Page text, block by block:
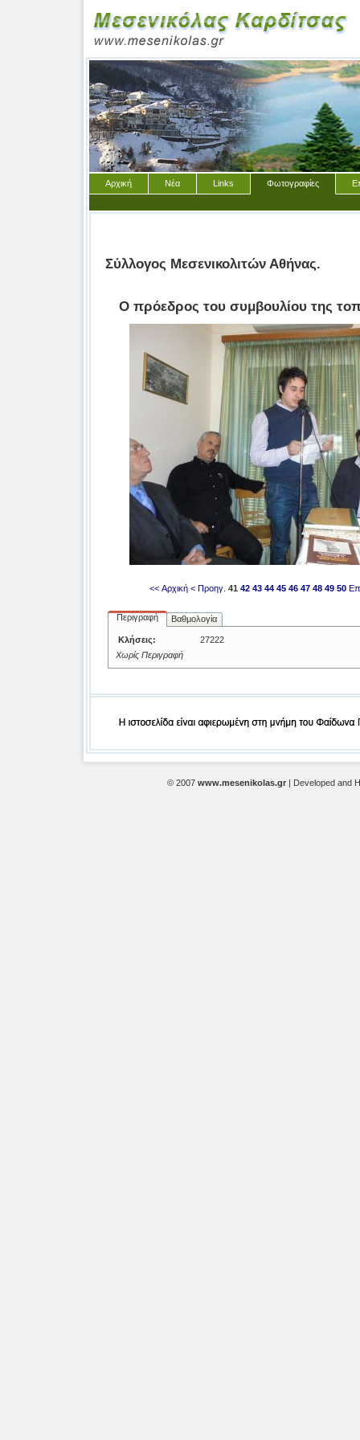
Αρχική Νέα Links Φωτογραφίες
Σύλλογος Μεσενικολιτών Αθήνας.
Ο πρόεδρος του συμβουλίου της
<< Αρχική < Προηγ. 41 42 43 44 45 46 47 48 49 50
Περιγραφή Βαθμολογία
Κλήσεις:
27222
Χωρίς Περιγραφή
© 2007 www.mesenikolas.gr | Developed and